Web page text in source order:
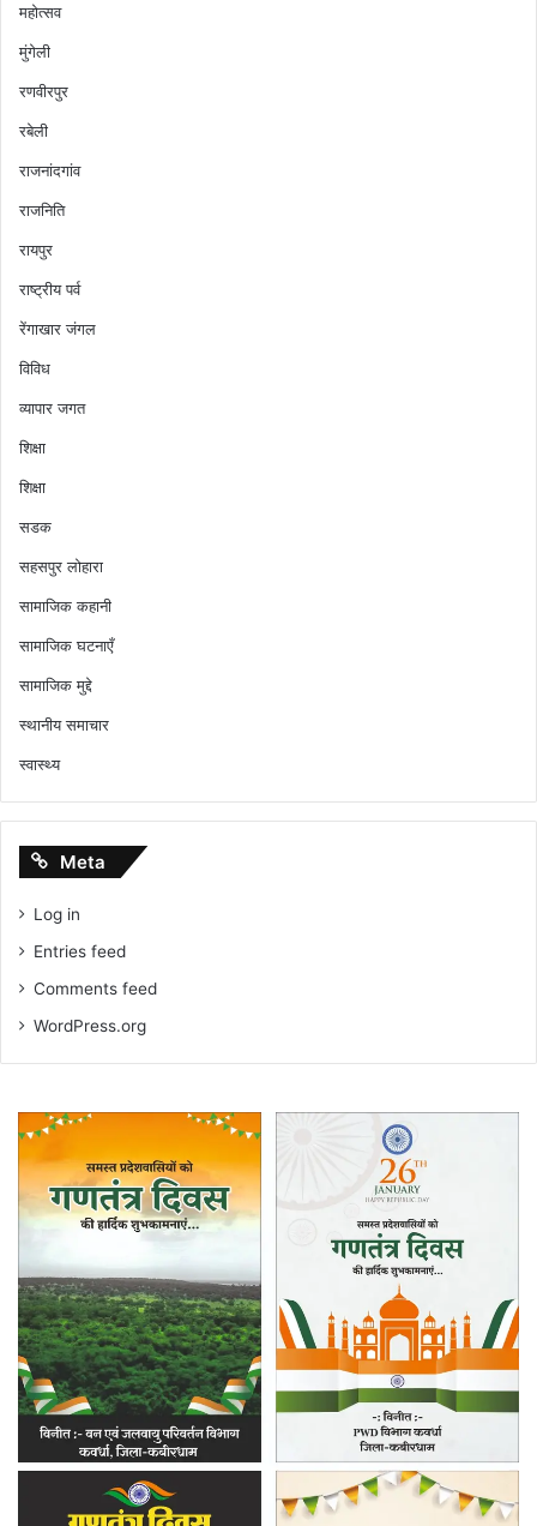
महोत्सव
मुंगेली
रणवीरपुर
रबेली
राजनांदगांव
राजनिति
रायपुर
राष्ट्रीय पर्व
रेंगाखार जंगल
विविध
व्यापार जगत
शिक्षा
शिक्षा
सडक
सहसपुर लोहारा
सामाजिक कहानी
सामाजिक घटनाएँ
सामाजिक मुद्दे
स्थानीय समाचार
स्वास्थ्य
Meta
Log in
Entries feed
Comments feed
WordPress.org